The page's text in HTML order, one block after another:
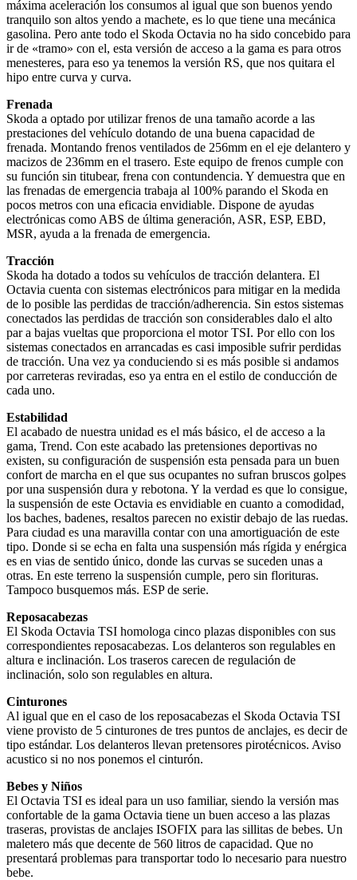
máxima aceleración los consumos al igual que son buenos yendo
tranquilo son altos yendo a machete, es lo que tiene una mecánica
gasolina. Pero ante todo el Skoda Octavia no ha sido concebido para
ir de «tramo» con el, esta versión de acceso a la gama es para otros
menesteres, para eso ya tenemos la versión RS, que nos quitara el
hipo entre curva y curva.
Frenada
Skoda a optado por utilizar frenos de una tamaño acorde a las
prestaciones del vehículo dotando de una buena capacidad de
frenada. Montando frenos ventilados de 256mm en el eje delantero y
macizos de 236mm en el trasero. Este equipo de frenos cumple con
su función sin titubear, frena con contundencia. Y demuestra que en
las frenadas de emergencia trabaja al 100% parando el Skoda en
pocos metros con una eficacia envidiable. Dispone de ayudas
electrónicas como ABS de última generación, ASR, ESP, EBD,
MSR, ayuda a la frenada de emergencia.
Tracción
Skoda ha dotado a todos su vehículos de tracción delantera. El
Octavia cuenta con sistemas electrónicos para mitigar en la medida
de lo posible las perdidas de tracción/adherencia. Sin estos sistemas
conectados las perdidas de tracción son considerables dalo el alto
par a bajas vueltas que proporciona el motor TSI. Por ello con los
sistemas conectados en arrancadas es casi imposible sufrir perdidas
de tracción. Una vez ya conduciendo si es más posible si andamos
por carreteras reviradas, eso ya entra en el estilo de conducción de
cada uno.
Estabilidad
El acabado de nuestra unidad es el más básico, el de acceso a la
gama, Trend. Con este acabado las pretensiones deportivas no
existen, su configuración de suspensión esta pensada para un buen
confort de marcha en el que sus ocupantes no sufran bruscos golpes
por una suspensión dura y rebotona. Y la verdad es que lo consigue,
la suspensión de este Octavia es envidiable en cuanto a comodidad,
los baches, badenes, resaltos parecen no existir debajo de las ruedas.
Para ciudad es una maravilla contar con una amortiguación de este
tipo. Donde si se echa en falta una suspensión más rígida y enérgica
es en vias de sentido único, donde las curvas se suceden unas a
otras. En este terreno la suspensión cumple, pero sin florituras.
Tampoco busquemos más. ESP de serie.
Reposacabezas
El Skoda Octavia TSI homologa cinco plazas disponibles con sus
correspondientes reposacabezas. Los delanteros son regulables en
altura e inclinación. Los traseros carecen de regulación de
inclinación, solo son regulables en altura.
Cinturones
Al igual que en el caso de los reposacabezas el Skoda Octavia TSI
viene provisto de 5 cinturones de tres puntos de anclajes, es decir de
tipo estándar. Los delanteros llevan pretensores pirotécnicos. Aviso
acustico si no nos ponemos el cinturón.
Bebes y Niños
El Octavia TSI es ideal para un uso familiar, siendo la versión mas
confortable de la gama Octavia tiene un buen acceso a las plazas
traseras, provistas de anclajes ISOFIX para las sillitas de bebes. Un
maletero más que decente de 560 litros de capacidad. Que no
presentará problemas para transportar todo lo necesario para nuestro
bebe.